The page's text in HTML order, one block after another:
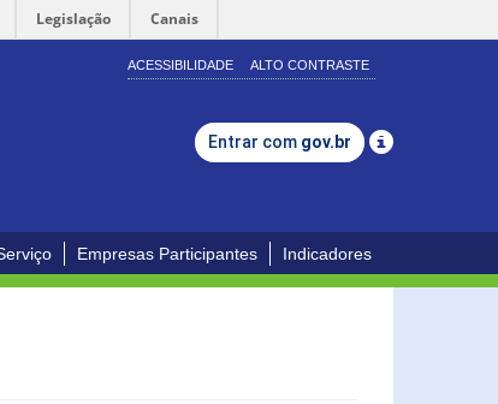
Legislação Canais
ACESSIBILIDADE ALTO CONTRASTE
Entrar com gov.br
Empresas Participantes Indicadores